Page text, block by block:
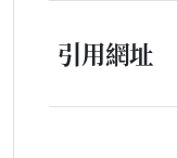
引用網址